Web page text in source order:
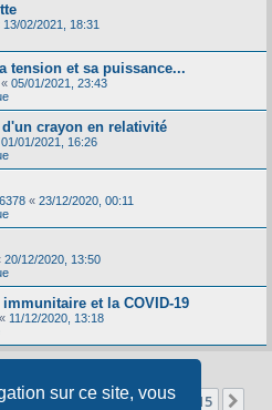
sur ce site, vous
13/02/2021, 18:31
tension et sa puissance...
« 05/01/2021, 23:43
crayon en relativité
01/01/2021, 16:26
« 23/12/2020, 00:11
20/12/2020, 13:50
et la COVID-19
« 11/12/2020, 13:18
Page 1sur15
1 2 3 4 5 … 15